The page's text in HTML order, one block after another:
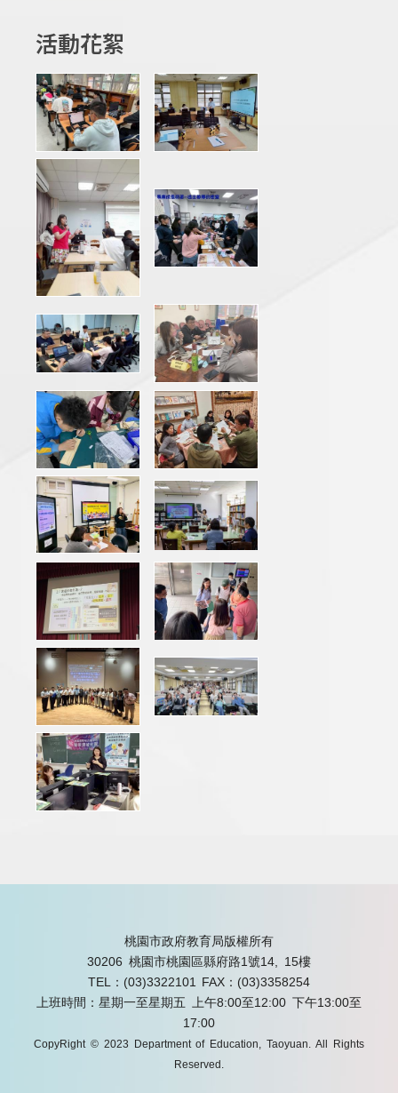
活動花絮
桃園市政府教育局版權所有
30206 桃園市桃園區縣府路1號14, 15樓
TEL：(03)3322101 FAX：(03)3358254
上班時間：星期一至星期五 上午8:00至12:00 下午13:00至
17:00
CopyRight © 2023 Department of Education, Taoyuan. All Rights
Reserved.